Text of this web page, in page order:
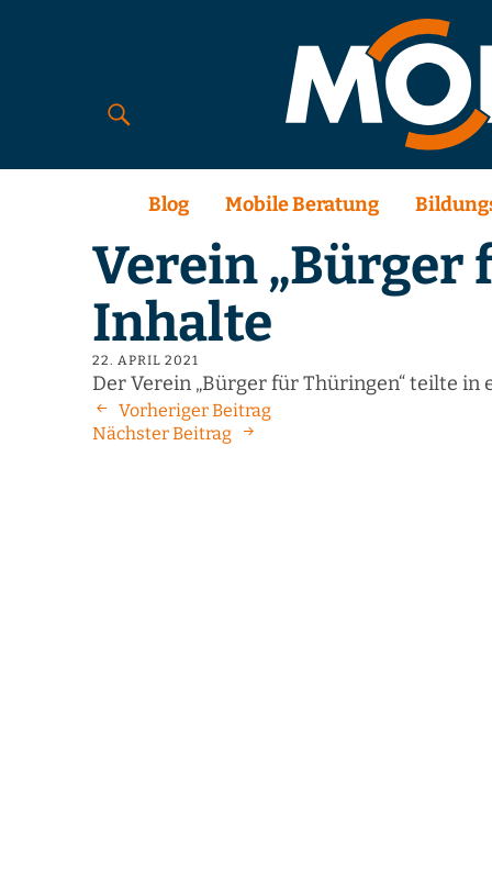
Blog Mobile Beratung
Verein
Inhalte
22. APRIL 2021
Der Verein „Bürger für Thüringen“ teilte
Vorheriger Beitrag
Nächster Beitrag